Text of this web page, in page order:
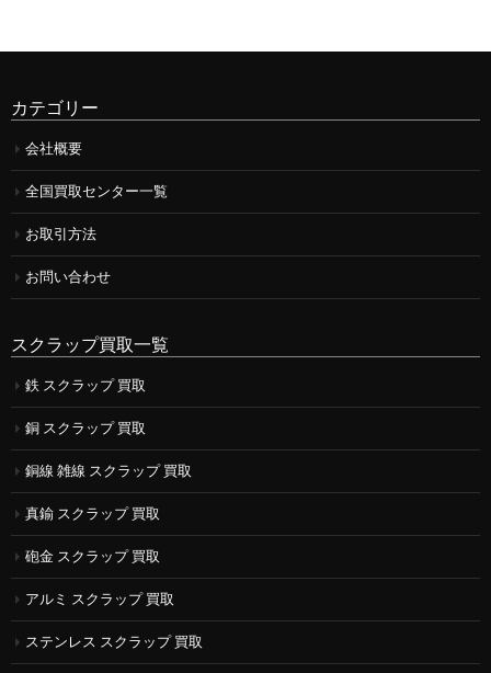
カテゴリー
会社概要
全国買取センター一覧
お取引方法
お問い合わせ
スクラップ買取一覧
鉄 スクラップ 買取
銅 スクラップ 買取
銅線 雑線 スクラップ 買取
真鍮 スクラップ 買取
砲金 スクラップ 買取
アルミ スクラップ 買取
ステンレス スクラップ 買取